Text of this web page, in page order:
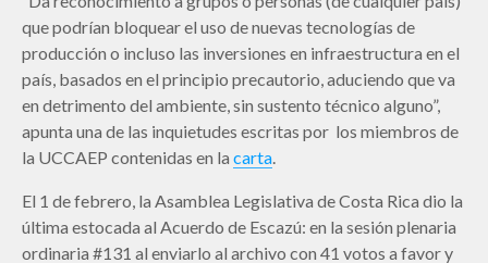
que podrían bloquear el uso de nuevas tecnologías de
producción o incluso las inversiones en infraestructura en el
país, basados en el principio precautorio, aduciendo que va
en detrimento del ambiente, sin sustento técnico alguno”,
apunta una de las inquietudes escritas por los miembros de
la UCCAEP contenidas en la carta
El 1 de febrero, la Asamblea Legislativa de Costa Rica dio la
última estocada al Acuerdo de Escazú: en la sesión plenaria
ordinaria #131 al enviarlo al archivo con 41 votos a favor y